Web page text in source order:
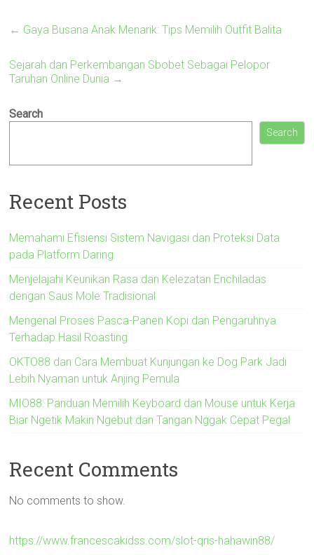
← Gaya Busana Anak Menarik: Tips Memilih Outfit Balita
Sejarah dan Perkembangan Sbobet Sebagai Pelopor
Taruhan Online Dunia →
Search
Search
Recent Posts
Memahami Efisiensi Sistem Navigasi dan Proteksi Data
pada Platform Daring
Menjelajahi Keunikan Rasa dan Kelezatan Enchiladas
dengan Saus Mole Tradisional
Mengenal Proses Pasca-Panen Kopi dan Pengaruhnya
Terhadap Hasil Roasting
OKTO88 dan Cara Membuat Kunjungan ke Dog Park Jadi
Lebih Nyaman untuk Anjing Pemula
MIO88: Panduan Memilih Keyboard dan Mouse untuk Kerja
Biar Ngetik Makin Ngebut dan Tangan Nggak Cepat Pegal
Recent Comments
No comments to show.
https://www.francescakidss.com/slot-qris-hahawin88/